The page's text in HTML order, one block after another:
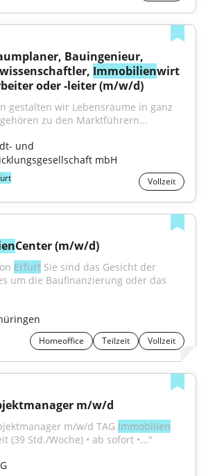
Bauingenieur,
Immobilienwirt
oder -leiter (m/w/d)
gestalten wir Lebensräume in ganz
zu den Marktführern...
und
mbH
Vollzeit
Center (m/w/d)
Erfurt Sie sind das Gesicht der
um die Baufinanzierung oder das
Homeoffice Teilzeit Vollzeit
m/w/d
m/w/d TAG Immobilien
(39 Std./Woche) • ab sofort •..."